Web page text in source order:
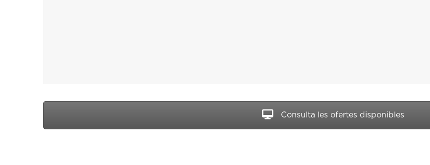
Consulta les ofertes disponibles